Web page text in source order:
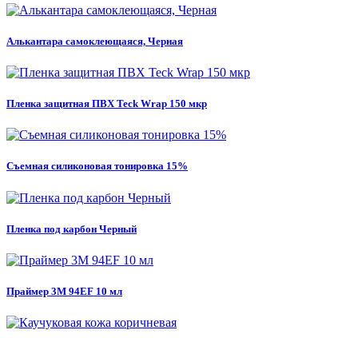
Алькантара самоклеющаяся, Черная
Пленка защитная ПВХ Teck Wrap 150 мкр
Съемная силиконовая тонировка 15%
Пленка под карбон Черный
Праймер 3M 94EF 10 мл